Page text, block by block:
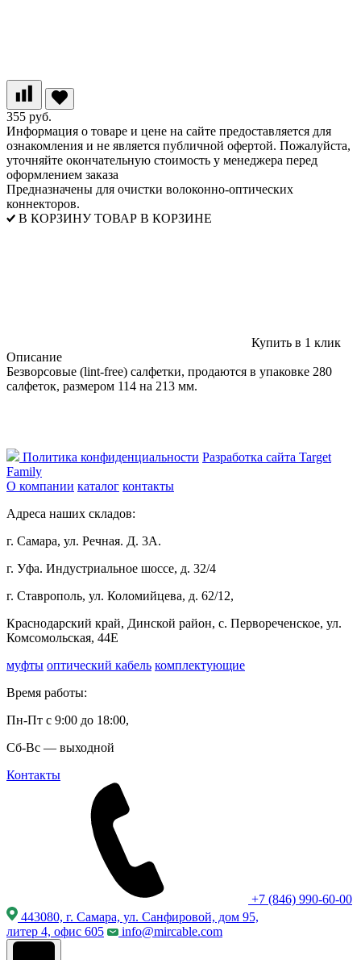
355 руб.
Информация о товаре и цене на сайте предоставляется для
ознакомления и не является публичной офертой. Пожалуйста,
уточняйте окончательную стоимость у менеджера перед
оформлением заказа
Предназначены для очистки волоконно-оптических
коннекторов.
В КОРЗИНУ ТОВАР В КОРЗИНЕ
Купить в 1 клик
Описание
Безворсовые (lint-free) салфетки, продаются в упаковке 280
салфеток, размером 114 на 213 мм.
Политика конфиденциальности Разработка сайта Target
Family
О компании каталог контакты
Адреса наших складов:
г. Самара, ул. Речная. Д. 3А.
г. Уфа. Индустриальное шоссе, д. 32/4
г. Ставрополь, ул. Коломийцева, д. 62/12,
Краснодарский край, Динской район, с. Первореченское, ул.
Комсомольская, 44Е
муфты оптический кабель комплектующие
Время работы:
Пн-Пт с 9:00 до 18:00,
Сб-Вс — выходной
Контакты
+7 (846) 990-60-00
443080, г. Самара, ул. Санфировой, дом 95,
литер 4, офис 605
info@mircable.com